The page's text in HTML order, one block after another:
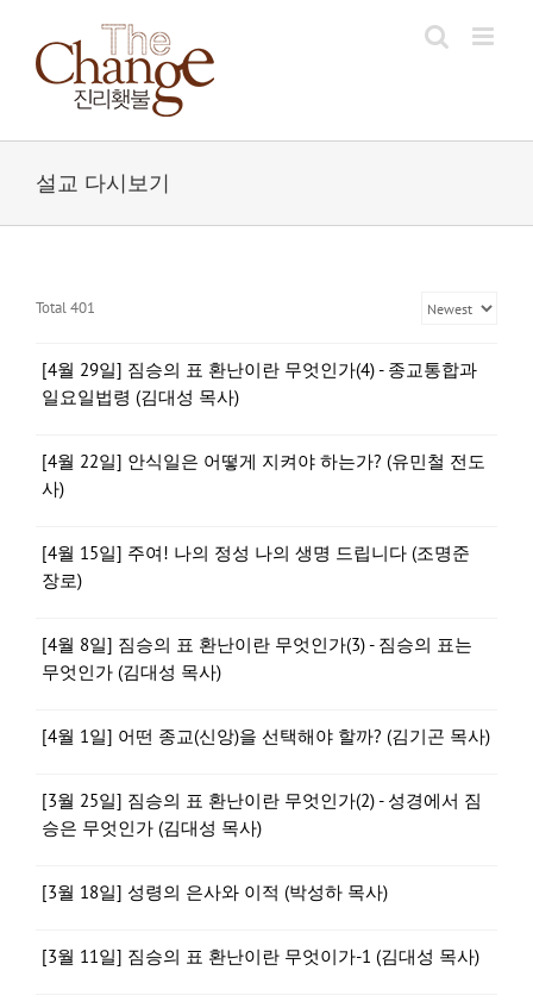
content
설교 다시보기
Total 401
[4월 29일] 짐승의 표 환난이란 무엇인가(4) - 종교통합과
일요일법령 (김대성 목사)
[4월 22일] 안식일은 어떻게 지켜야 하는가? (유민철 전도
사)
[4월 15일] 주여! 나의 정성 나의 생명 드립니다 (조명준
장로)
[4월 8일] 짐승의 표 환난이란 무엇인가(3) - 짐승의 표는
무엇인가 (김대성 목사)
[4월 1일] 어떤 종교(신앙)을 선택해야 할까? (김기곤 목사)
[3월 25일] 짐승의 표 환난이란 무엇인가(2) - 성경에서 짐
승은 무엇인가 (김대성 목사)
[3월 18일] 성령의 은사와 이적 (박성하 목사)
[3월 11일] 짐승의 표 환난이란 무엇이가-1 (김대성 목사)